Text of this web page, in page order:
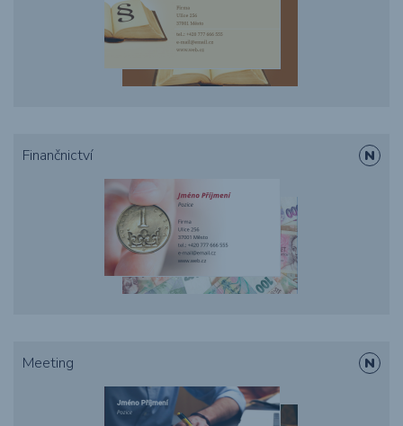
Finančnictví
Meeting